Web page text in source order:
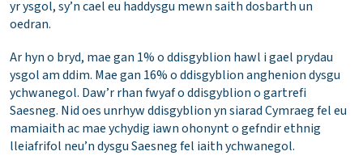
yr ysgol, sy’n cael eu haddysgu mewn saith dosbarth un
oedran.
Ar hyn o bryd, mae gan 1% o ddisgyblion hawl i gael prydau
ysgol am ddim. Mae gan 16% o ddisgyblion anghenion dysgu
ychwanegol. Daw’r rhan fwyaf o ddisgyblion o gartrefi
Saesneg. Nid oes unrhyw ddisgyblion yn siarad Cymraeg fel eu
mamiaith ac mae ychydig iawn ohonynt o gefndir ethnig
lleiafrifol neu’n dysgu Saesneg fel iaith ychwanegol.